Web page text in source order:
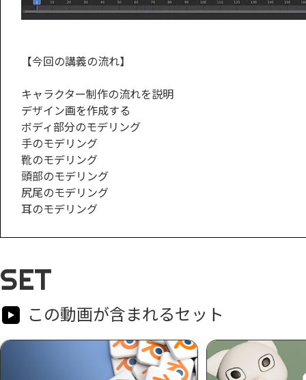
【今回の講義の流れ】
キャラクター制作の流れを説明
デザイン画を作成する
ボディ部分のモデリング
手のモデリング
靴のモデリング
頭部のモデリング
尻尾のモデリング
耳のモデリング
SET
この動画が含まれるセット